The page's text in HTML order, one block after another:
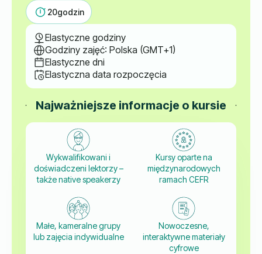
20godzin
Elastyczne godziny
Godziny zajęć: Polska (GMT+1)
Elastyczne dni
Elastyczna data rozpoczęcia
Najważniejsze informacje o kursie
Wykwalifikowani i
doświadczeni lektorzy –
także native speakerzy
Kursy oparte na
międzynarodowych
ramach CEFR
Małe, kameralne grupy
lub zajęcia indywidualne
Nowoczesne,
interaktywne materiały
cyfrowe